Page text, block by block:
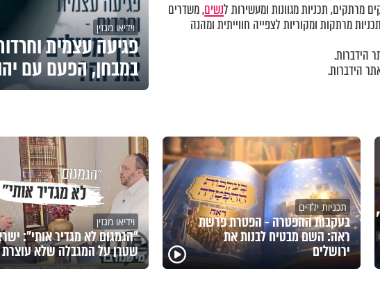
מרתקים, תכניות מגוונות ומעשירות לנשים, משדרים
מרתקות ומקוריות לצפייה חווייתית ומהנה
הידברות.
הידברות.
וידיאו מגזין
פגיעה עצמית
במבחן, הפעם עם
תכניות ילדים
בעקבות ההפטרה - הפטרת פרשת
ראה: השם מבטיח לבנות את
ירושלים
וידיאו מגזין
"הגמגום לא מגדיר אותי":
שטרן על המגבלה שלא עוצרת